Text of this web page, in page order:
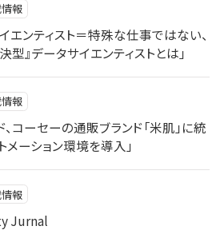
情報
エンティスト＝特殊な仕事ではない、
』データサイエンティストとは」
情報
、コーセーの通販ブランド「米肌」に統
ーション環境を導入」
情報
Jurnal